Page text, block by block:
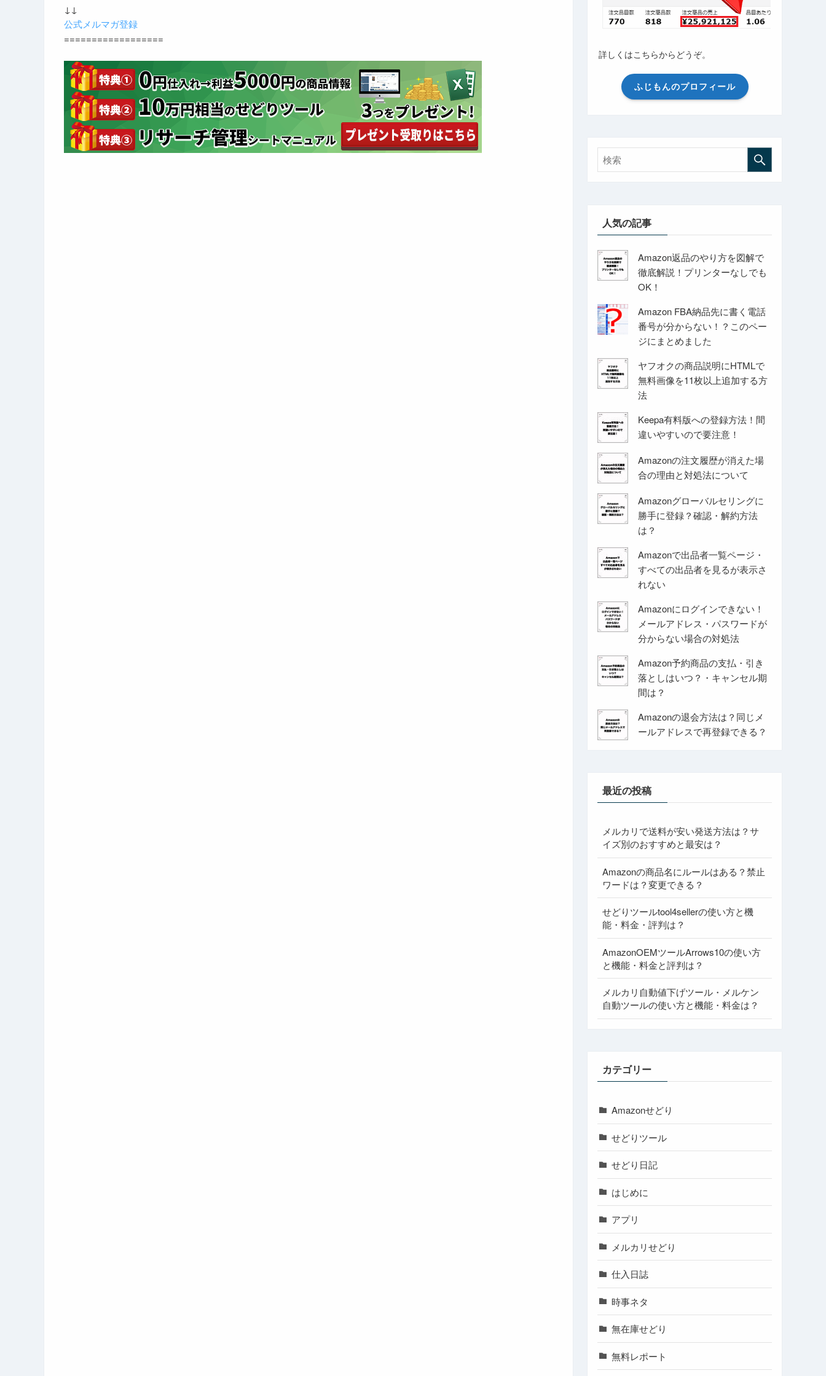
↓↓
公式メルマガ登録
==================
詳しくはこちらからどうぞ。
ふじもんのプロフィール
人気の記事
Amazon返品のやり方を図解で
徹底解説！プリンターなしでも
OK！
Amazon FBA納品先に書く電話
番号が分からない！？このペー
ジにまとめました
ヤフオクの商品説明にHTMLで
無料画像を11枚以上追加する方
法
Keepa有料版への登録方法！間
違いやすいので要注意！
Amazonの注文履歴が消えた場
合の理由と対処法について
Amazonグローバルセリングに
勝手に登録？確認・解約方法
は？
Amazonで出品者一覧ページ・
すべての出品者を見るが表示さ
れない
Amazonにログインできない！
メールアドレス・パスワードが
分からない場合の対処法
Amazon予約商品の支払・引き
落としはいつ？・キャンセル期
間は？
Amazonの退会方法は？同じメ
ールアドレスで再登録できる？
最近の投稿
メルカリで送料が安い発送方法は？サ
イズ別のおすすめと最安は？
Amazonの商品名にルールはある？禁止
ワードは？変更できる？
せどりツールtool4sellerの使い方と機
能・料金・評判は？
AmazonOEMツールArrows10の使い方
と機能・料金と評判は？
メルカリ自動値下げツール・メルケン
自動ツールの使い方と機能・料金は？
カテゴリー
Amazonせどり
せどりツール
せどり日記
はじめに
アプリ
メルカリせどり
仕入日誌
時事ネタ
無在庫せどり
無料レポート